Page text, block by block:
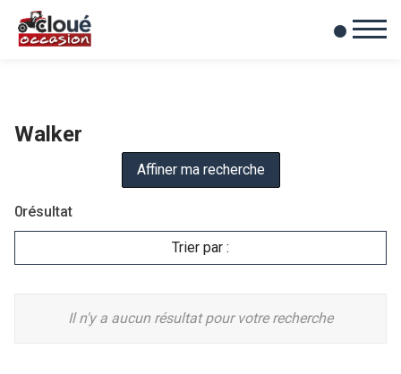
Mes favoris
0
Walker
0résultat
Trier par :
Affiner ma recherche
Il n'y a aucun résultat pour votre recherche